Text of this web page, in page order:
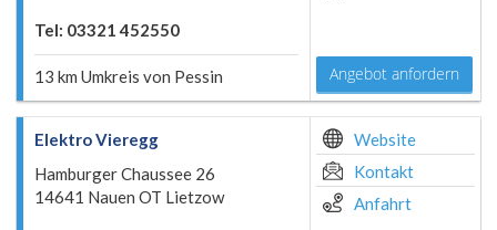
Tel: 03321 452550
13 km Umkreis von Pessin Angebot anfordern
Elektro Vieregg
Hamburger Chaussee 26
14641 Nauen OT Lietzow
Website
Kontakt
Anfahrt